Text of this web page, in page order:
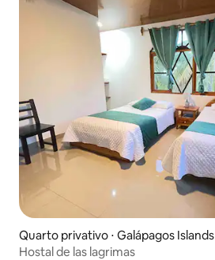
Quarto privativo ⋅ Galápagos Islands
Hostal de las lagrimas